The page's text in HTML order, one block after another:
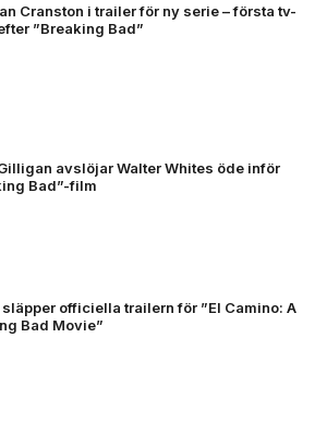
Cranston i trailer för ny serie – första tv-
”Breaking Bad”
avslöjar Walter Whites öde inför
Bad”-film
officiella trailern för ”El Camino: A
Bad Movie”